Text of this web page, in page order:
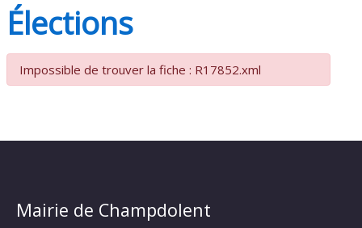
Élections
Impossible de trouver la fiche : R17852.xml
Mairie de Champdolent